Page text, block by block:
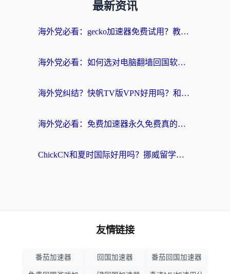
最新资讯
海外党必看：gecko加速器免费试用？教你选对回国加速器，无缝刷国内剧玩游戏
海外党必看：如何选对电脑翻墙回国软件，轻松解锁国内资源？
海外党纠结？快帆TV版VPN好用吗？和扇贝手游VPN对比哪个回国效果更好？
海外党必看：免费加速器永久免费真的存在吗？教你选对回国加速器无缝刷国内资源
ChickCN和夏时国际好用吗？挪威留学生亲测3款回国加速器，附穿梭和加速喵对比指南
友情链接
番茄加速器 回国加速器 番茄回国加速器